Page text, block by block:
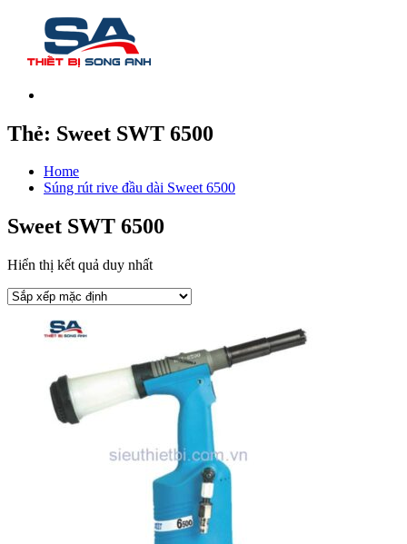
Thẻ: Sweet SWT 6500
Home
Súng rút rive đầu dài Sweet 6500
Sweet SWT 6500
Hiển thị kết quả duy nhất